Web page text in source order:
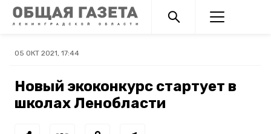
05 ОКТ 2021, 17:44
Новый экоконкурс стартует в
школах Ленобласти